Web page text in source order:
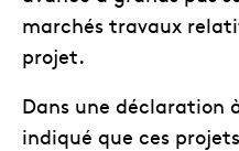
marchés travaux
projet.
Dans une déclaration
indiqué que ces